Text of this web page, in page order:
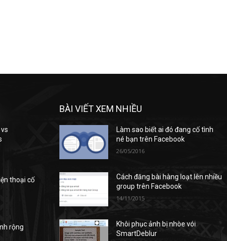
thoại cố
rộng
BÀI VIẾT XEM NHIỀU
Làm sao biết ai đó đang cố tình
né bạn trên Facebook
26/05/2016
Cách đăng bài hàng loạt lên nhiều
group trên Facebook
14/11/2015
Khôi phục ảnh bị nhòe vói
SmartDeblur